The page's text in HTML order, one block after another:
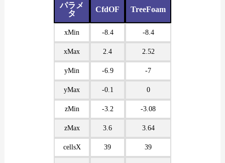
パラメ
タ
CfdOF TreeFoam
xMin -8.4 -8.4
xMax 2.4 2.52
yMin -6.9 -7
yMax -0.1 0
zMin -3.2 -3.08
zMax 3.6 3.64
cellsX 39 39